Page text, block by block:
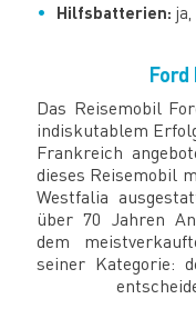
Hilfsbatterien: ja,
Das Reisemobil
indiskutablem
Frankreich
dieses Reisemobil
Westfalia
über 70 Jahren
dem
seiner Kategorie: